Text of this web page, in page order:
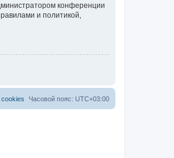
конференции
и политикой,
Часовой пояс: UTC+03:00
cookies